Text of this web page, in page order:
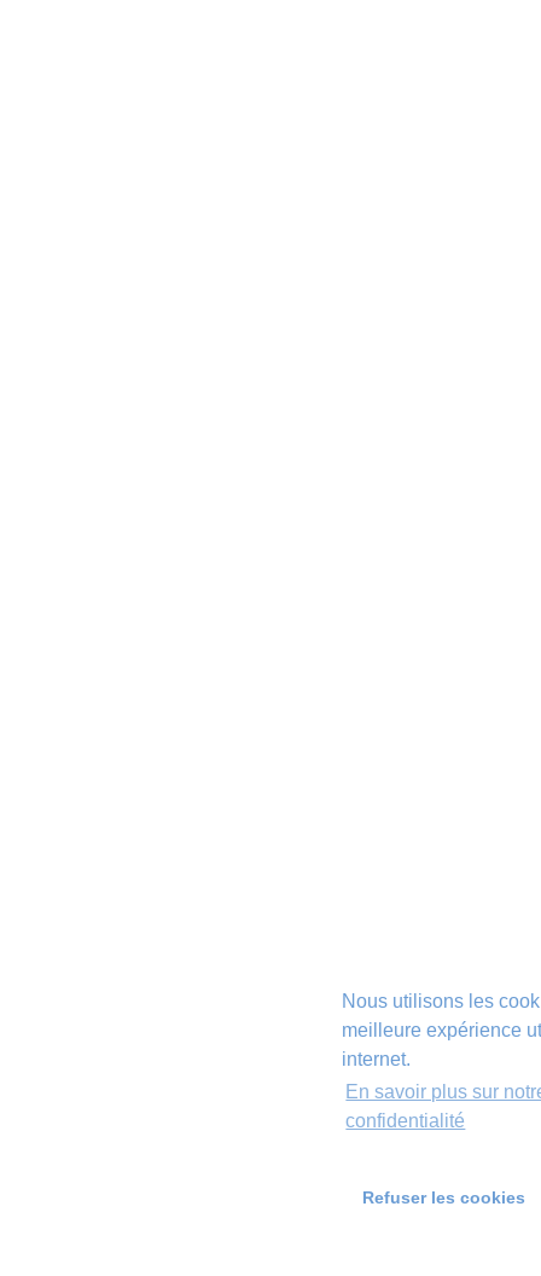
Nous utilisons les
meilleure expérience
internet.
En savoir plus sur
confidentialité
Refuser les cookies